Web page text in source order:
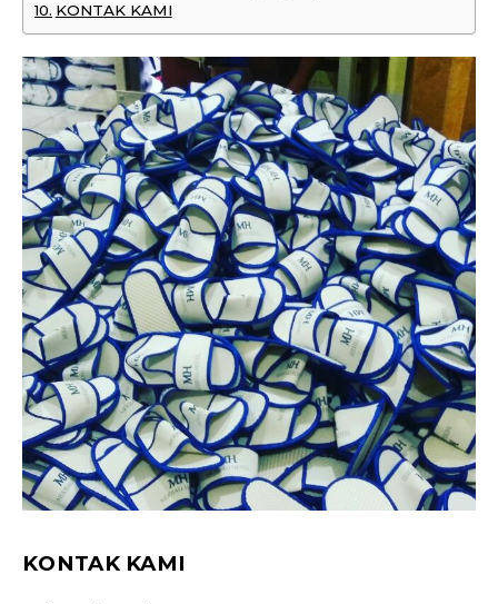
KONTAK KAMI
KONTAK KAMI